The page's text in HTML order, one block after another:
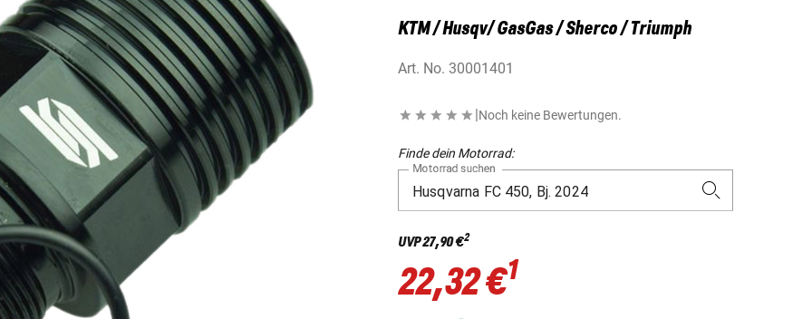
KTM / Husqv/ GasGas / Sherco / Triumph
Art. No. 30001401
|Noch keine Bewertungen.
Finde dein Motorrad:
Motorrad suchen
UVP27,90 €2
22,32 €1